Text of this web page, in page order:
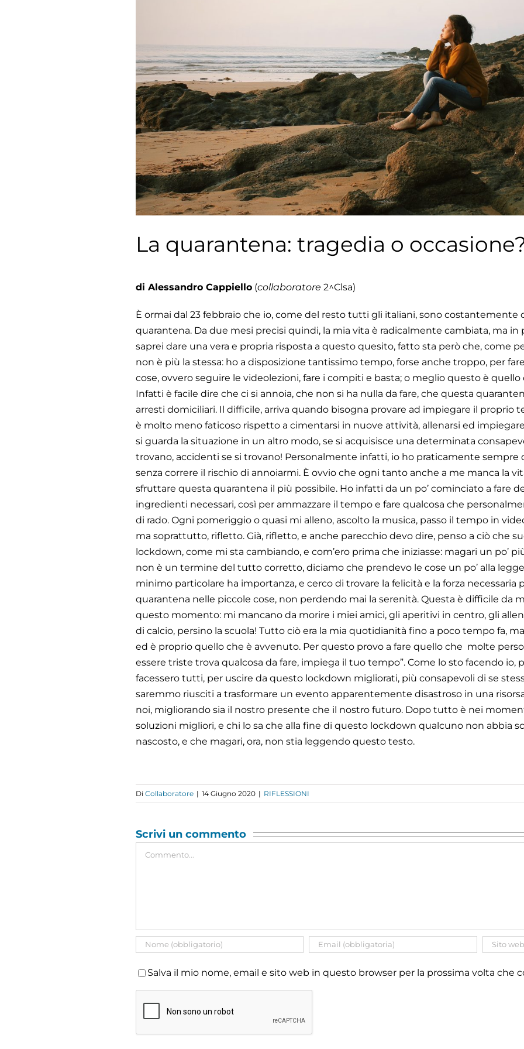
La quarantena: tragedia o
di Alessandro Cappiello (collaboratore 2^Clsa)
È ormai dal 23 febbraio che io, come del resto tutti gli italiani, sono costantemente
quarantena. Da due mesi precisi quindi, la mia vita è radicalmente cambiata, ma
saprei dare una vera e propria risposta a questo quesito, fatto sta però che, come
non è più la stessa: ho a disposizione tantissimo tempo, forse anche troppo, per
cose, ovvero seguire le videolezioni, fare i compiti e basta; o meglio questo è
Infatti è facile dire che ci si annoia, che non si ha nulla da fare, che questa
arresti domiciliari. Il difficile, arriva quando bisogna provare ad impiegare il proprio
è molto meno faticoso rispetto a cimentarsi in nuove attività, allenarsi ed
si guarda la situazione in un altro modo, se si acquisisce una determinata
trovano, accidenti se si trovano! Personalmente infatti, io ho praticamente sempre
senza correre il rischio di annoiarmi. È ovvio che ogni tanto anche a me manca la
sfruttare questa quarantena il più possibile. Ho infatti da un po’ cominciato a fare
ingredienti necessari, così per ammazzare il tempo e fare qualcosa che
di rado. Ogni pomeriggio o quasi mi alleno, ascolto la musica, passo il tempo in
ma soprattutto, rifletto. Già, rifletto, e anche parecchio devo dire, penso a ciò che
lockdown, come mi sta cambiando, e com’ero prima che iniziasse: magari un po’
non è un termine del tutto corretto, diciamo che prendevo le cose un po’ alla
minimo particolare ha importanza, e cerco di trovare la felicità e la forza necessaria
quarantena nelle piccole cose, non perdendo mai la serenità. Questa è difficile da
questo momento: mi mancano da morire i miei amici, gli aperitivi in centro, gli
di calcio, persino la scuola! Tutto ciò era la mia quotidianità fino a poco tempo fa,
ed è proprio quello che è avvenuto. Per questo provo a fare quello che molte
essere triste trova qualcosa da fare, impiega il tuo tempo”. Come lo sto facendo io,
facessero tutti, per uscire da questo lockdown migliorati, più consapevoli di se
saremmo riusciti a trasformare un evento apparentemente disastroso in una
noi, migliorando sia il nostro presente che il nostro futuro. Dopo tutto è nei
soluzioni migliori, e chi lo sa che alla fine di questo lockdown qualcuno non abbia
nascosto, e che magari, ora, non stia leggendo questo testo.
Di Collaboratore | 14 Giugno 2020 | RIFLESSIONI
Scrivi un commento
Salva il mio nome, email e sito web in questo browser per la prossima volta che